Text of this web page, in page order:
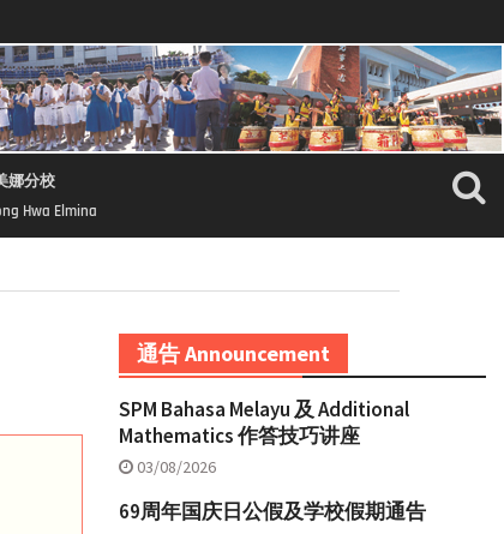
娜分校
Hwa Elmina
通告 Announcement
SPM Bahasa Melayu 及 Additional
Mathematics 作答技巧讲座
03/08/2026
69周年国庆日公假及学校假期通告